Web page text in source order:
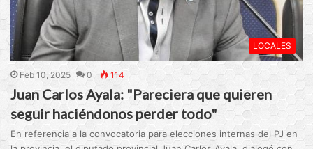
LOCALES
Feb 10, 2025 0 114
Juan Carlos Ayala: "Pareciera que quieren
seguir haciéndonos perder todo"
En referencia a la convocatoria para elecciones internas del PJ en